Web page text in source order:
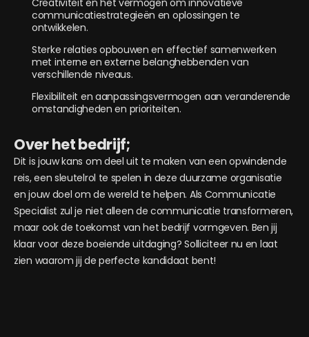
Creativiteit en het vermogen om innovatieve
communicatiestrategieën en oplossingen te
ontwikkelen.
Sterke relaties opbouwen en effectief samenwerken
met interne en externe belanghebbenden van
verschillende niveaus.
Flexibiliteit en aanpassingsvermogen aan veranderende
omstandigheden en prioriteiten.
Over het bedrijf;
Dit is jouw kans om deel uit te maken van een opwindende
reis, een sleutelrol te spelen in deze duurzame organisatie
en jouw doel om de wereld te helpen. Als Communicatie
Specialist zul je niet alleen de communicatie transformeren,
maar ook de toekomst van het bedrijf vormgeven. Ben jij
klaar voor deze boeiende uitdaging? Solliciteer nu en laat
zien waarom jij de perfecte kandidaat bent!